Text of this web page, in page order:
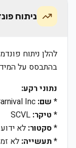
ניתוח
בהתבסס על
נתוני רקע:
* שם:
* טיקר:
*סקטור: לא ידוע
*תעשייה: לא